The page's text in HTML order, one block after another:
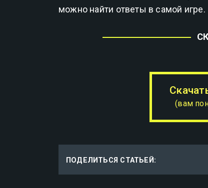
можно найти ответы в самой игре.
(вам
ПОДЕЛИТЬСЯ СТАТЬЕЙ: